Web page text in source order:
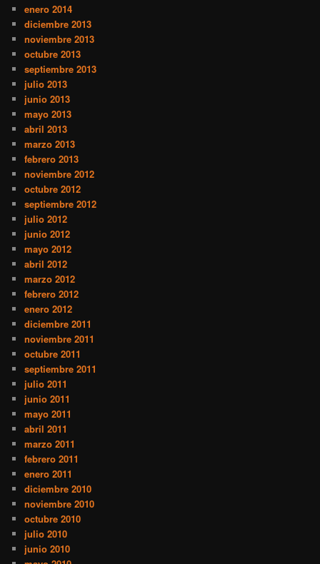
enero 2014
diciembre 2013
noviembre 2013
octubre 2013
septiembre 2013
julio 2013
junio 2013
mayo 2013
abril 2013
marzo 2013
febrero 2013
noviembre 2012
octubre 2012
septiembre 2012
julio 2012
junio 2012
mayo 2012
abril 2012
marzo 2012
febrero 2012
enero 2012
diciembre 2011
noviembre 2011
octubre 2011
septiembre 2011
julio 2011
junio 2011
mayo 2011
abril 2011
marzo 2011
febrero 2011
enero 2011
diciembre 2010
noviembre 2010
octubre 2010
julio 2010
junio 2010